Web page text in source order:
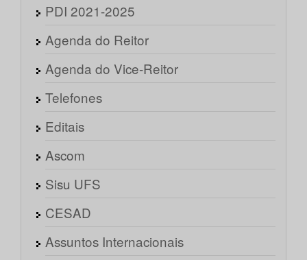
PDI 2021-2025
Agenda do Reitor
Agenda do Vice-Reitor
Telefones
Editais
Ascom
Sisu UFS
CESAD
Assuntos Internacionais